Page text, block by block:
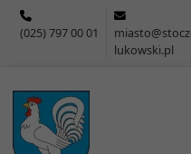
(025) 797 00 01
lukowski.pl